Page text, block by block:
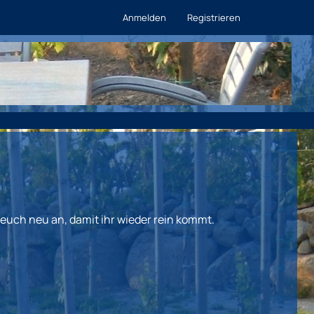
Anmelden Registrieren
neu an, damit ihr wieder rein kommt.